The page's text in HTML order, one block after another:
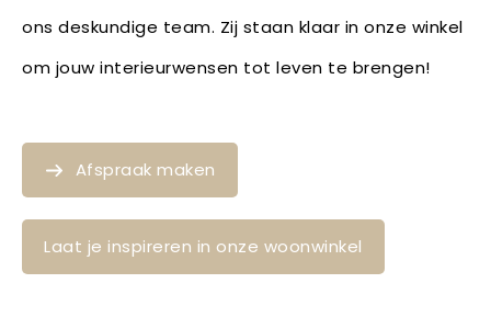
ons deskundige team. Zij staan klaar in onze winkel
om jouw interieurwensen tot leven te brengen!
Afspraak maken
Laat je inspireren in onze woonwinkel